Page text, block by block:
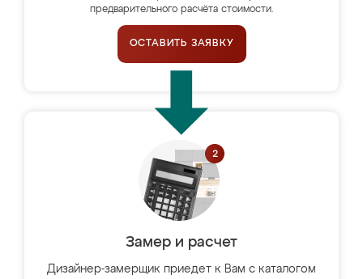
предварительного расчёта стоимости.
ОСТАВИТЬ ЗАЯВКУ
Замер и расчет
Дизайнер-замерщик приедет к Вам с каталогом